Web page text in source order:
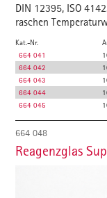
DIN 12395, ISO
raschen
Kat.-Nr.
664 041
664 042
664 043
664 044
664 045
664 048
Reagenzglas